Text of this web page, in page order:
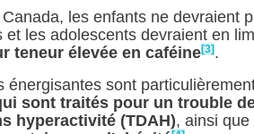
les enfants ne devraient
et les adolescents devraient en
teneur élevée en caféine[3] .
énergisantes sont
sont traités pour un trouble
hyperactivité (TDAH), ainsi